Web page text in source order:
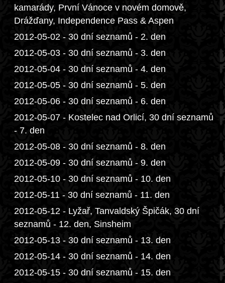
kamarády, První Vánoce v novém domově,
Drážďany, Independence Pass & Aspen
2012-05-02 - 30 dní seznamů - 2. den
2012-05-03 - 30 dní seznamů - 3. den
2012-05-04 - 30 dní seznamů - 4. den
2012-05-05 - 30 dní seznamů - 5. den
2012-05-06 - 30 dní seznamů - 6. den
2012-05-07 - Kostelec nad Orlicí, 30 dní seznamů
- 7. den
2012-05-08 - 30 dní seznamů - 8. den
2012-05-09 - 30 dní seznamů - 9. den
2012-05-10 - 30 dní seznamů - 10. den
2012-05-11 - 30 dní seznamů - 11. den
2012-05-12 - Lyžař, Tanvaldský Špičák, 30 dní
seznamů - 12. den, Sinsheim
2012-05-13 - 30 dní seznamů - 13. den
2012-05-14 - 30 dní seznamů - 14. den
2012-05-15 - 30 dní seznamů - 15. den